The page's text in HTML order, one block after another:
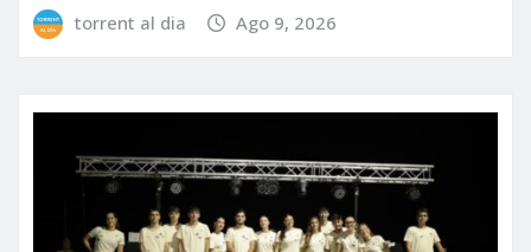
torrent al dia Ago 9, 2026